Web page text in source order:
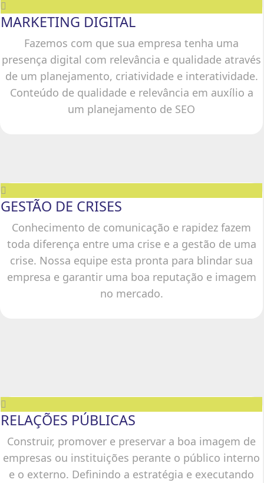
MARKETING DIGITAL
Fazemos com que sua empresa tenha uma
presença digital com relevância e qualidade através
de um planejamento, criatividade e interatividade.
Conteúdo de qualidade e relevância em auxílio a
um planejamento de SEO
GESTÃO DE CRISES
Conhecimento de comunicação e rapidez fazem
toda diferença entre uma crise e a gestão de uma
crise. Nossa equipe esta pronta para blindar sua
empresa e garantir uma boa reputação e imagem
no mercado.
RELAÇÕES PÚBLICAS
Construir, promover e preservar a boa imagem de
empresas ou instituições perante o público interno
e o externo. Definindo a estratégia e executando